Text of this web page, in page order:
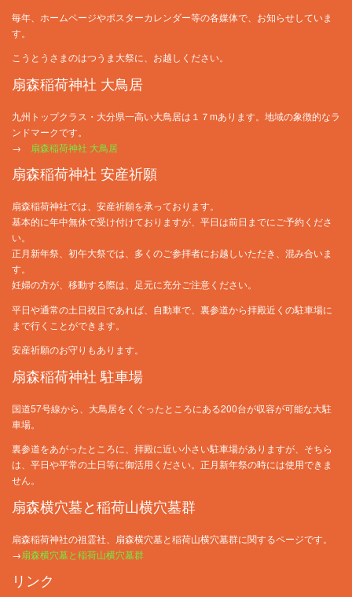
毎年、ホームページやポスターカレンダー等の各媒体で、お知らせしていま
す。
こうとうさまのはつうま大祭に、お越しください。
扇森稲荷神社 大鳥居
九州トップクラス・大分県一高い大鳥居は１７mあります。地域の象徴的なラ
ンドマークです。
→
扇森稲荷神社 大鳥居
扇森稲荷神社 安産祈願
扇森稲荷神社では、安産祈願を承っております。
基本的に年中無休で受け付けておりますが、平日は前日までにご予約くださ
い。
正月新年祭、初午大祭では、多くのご参拝者にお越しいただき、混み合いま
す。
妊婦の方が、移動する際は、足元に充分ご注意ください。
平日や通常の土日祝日であれば、自動車で、裏参道から拝殿近くの駐車場に
まで行くことができます。
安産祈願のお守りもあります。
扇森稲荷神社 駐車場
国道57号線から、大鳥居をくぐったところにある200台が収容が可能な大駐
車場。
裏参道をあがったところに、拝殿に近い小さい駐車場がありますが、そちら
は、平日や平常の土日等に御活用ください。正月新年祭の時には使用できま
せん。
扇森横穴墓と稲荷山横穴墓群
扇森稲荷神社の祖霊社、扇森横穴墓と稲荷山横穴墓群に関するページです。
→扇森横穴墓と稲荷山横穴墓群
リンク